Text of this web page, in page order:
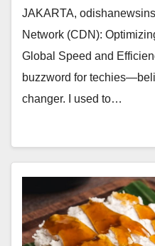
JAKARTA,
Network (CDN):
Global Speed and
buzzword for
changer. I used to…